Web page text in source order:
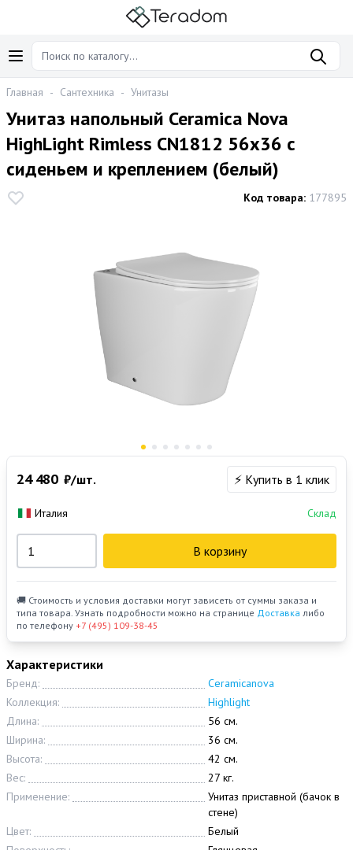
Главная - Сантехника - Унитазы
Унитаз напольный Ceramica Nova
HighLight Rimless CN1812 56x36 с
сиденьем и креплением (белый)
Код товара: 177895
Характеристики
Бренд:
Ceramicanova
Коллекция:
Highlight
Длина:
56 см.
Ширина:
36 см.
Высота:
42 см.
Вес:
27 кг.
Применение:
Унитаз приставной (бачок в
стене)
Цвет:
Белый
24 480 ₽/шт. ⚡ Купить в 1 клик
Италия Склад
В корзину
🚚 Стоимость и условия доставки могут зависеть от суммы заказа и
типа товара. Узнать подробности можно на странице Доставка либо
по телефону +7 (495) 109-38-45